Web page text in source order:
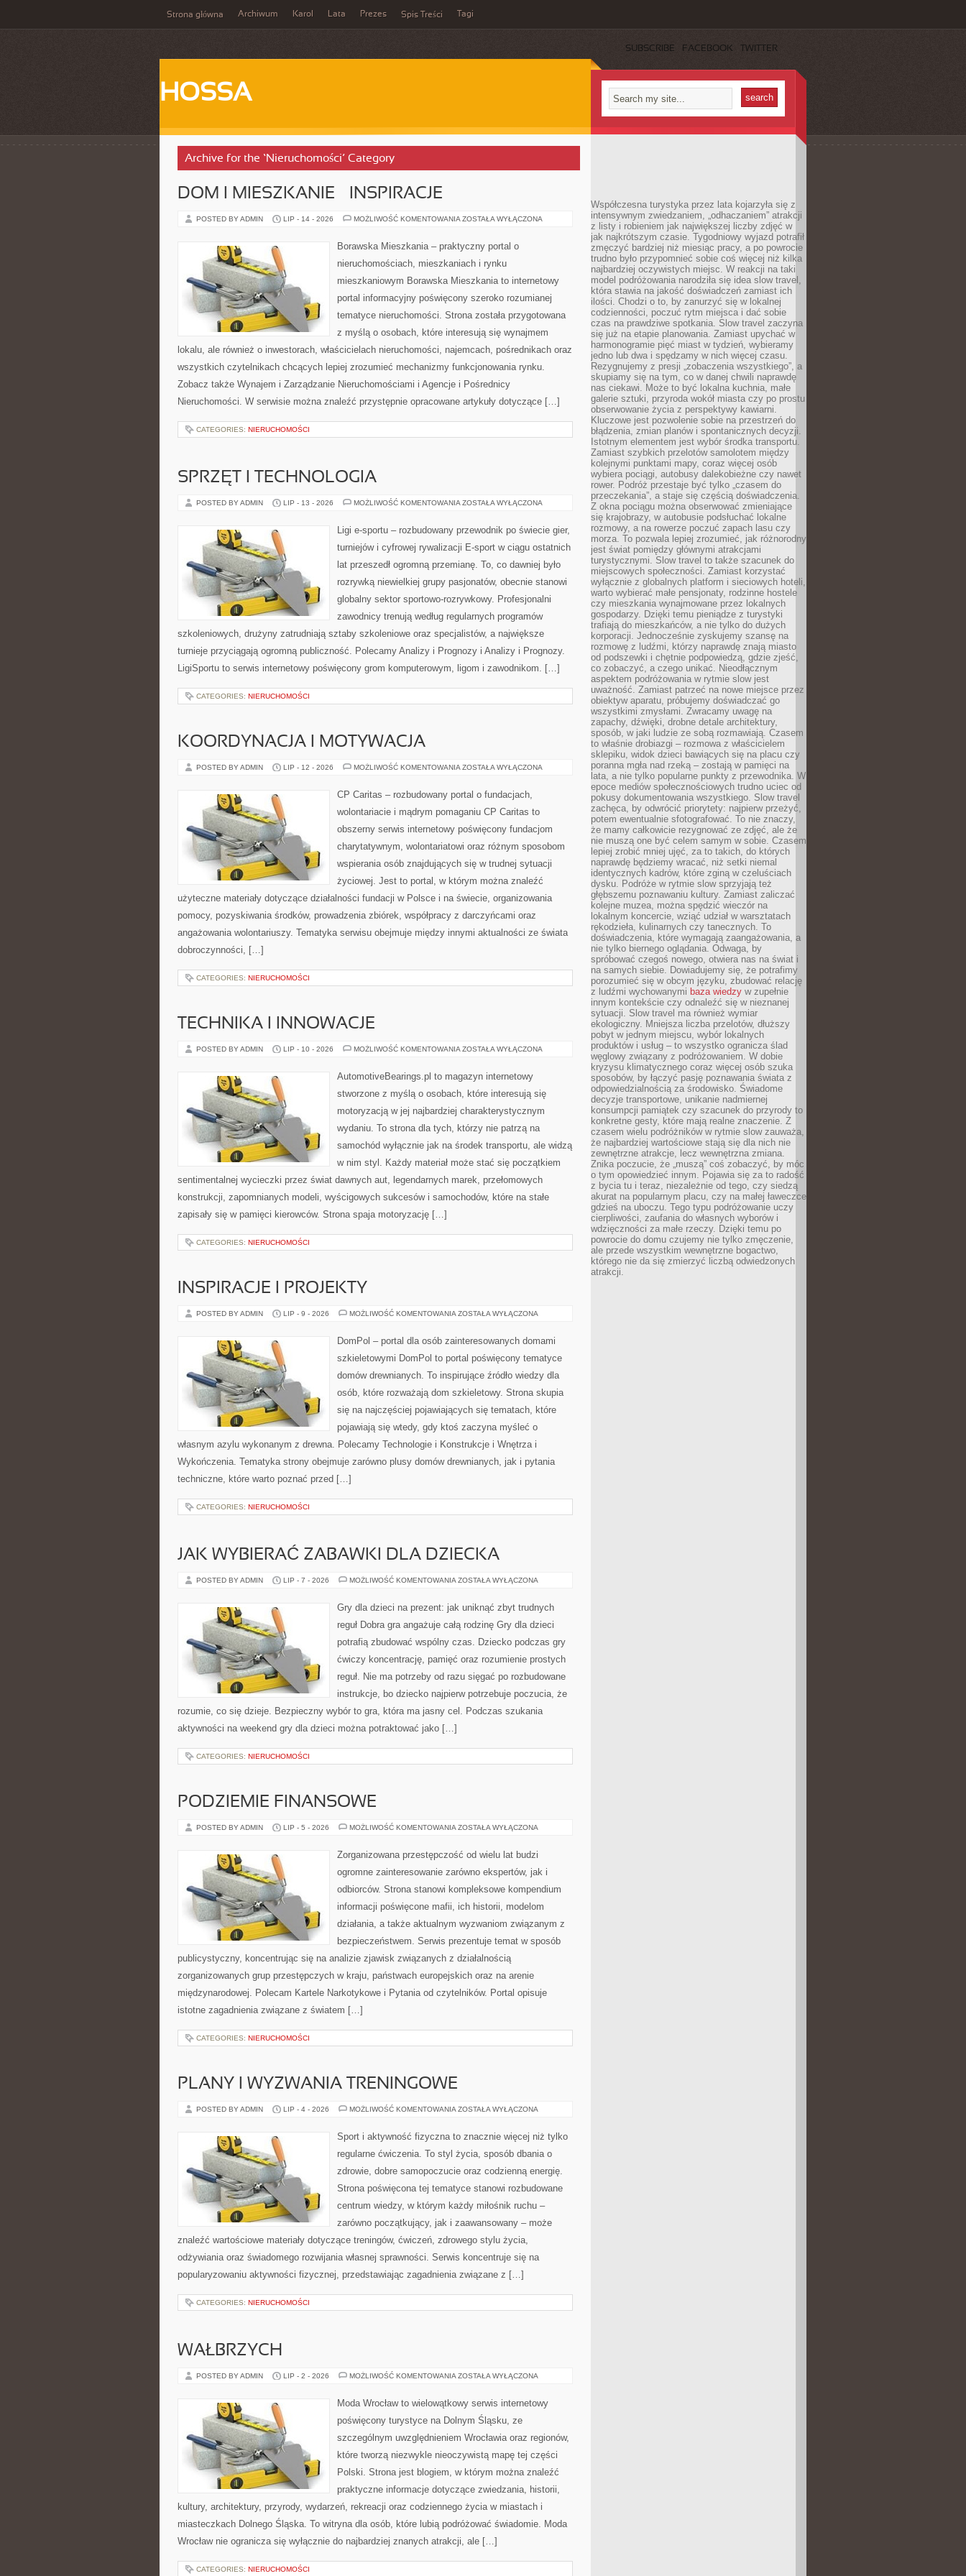
Strona główna Archiwum Karol Lata Prezes Spis Treści Tagi
SUBSCRIBE FACEBOOK TWITTER
HOSSA
Archive for the ‘Nieruchomości’ Category
DOM I MIESZKANIE – INSPIRACJE
POSTED BY ADMIN LIP - 14 - 2026 MOŻLIWOŚĆ KOMENTOWANIA DOM
INSPIRACJE
ZOSTAŁA WYŁĄCZONA
Borawska Mieszkania – praktyczny portal o
nieruchomościach, mieszkaniach i rynku
mieszkaniowym Borawska Mieszkania to internetowy
portal informacyjny poświęcony szeroko rozumianej
tematyce nieruchomości. Strona została przygotowana
z myślą o osobach, które interesują się wynajmem
lokalu, ale również o inwestorach, właścicielach nieruchomości, najemcach, pośrednikach oraz
wszystkich czytelnikach chcących lepiej zrozumieć mechanizmy funkcjonowania rynku.
Zobacz także Wynajem i Zarządzanie Nieruchomościami i Agencje i Pośrednicy
Nieruchomości. W serwisie można znaleźć przystępnie opracowane artykuły dotyczące […]
CATEGORIES: NIERUCHOMOŚCI
SPRZĘT I TECHNOLOGIA
POSTED BY ADMIN LIP - 13 - 2026 MOŻLIWOŚĆ KOMENTOWANIA SPRZĘT
ZOSTAŁA WYŁĄCZONA
Ligi e-sportu – rozbudowany przewodnik po świecie gier,
turniejów i cyfrowej rywalizacji E-sport w ciągu ostatnich
lat przeszedł ogromną przemianę. To, co dawniej było
rozrywką niewielkiej grupy pasjonatów, obecnie stanowi
globalny sektor sportowo-rozrywkowy. Profesjonalni
zawodnicy trenują według regularnych programów
szkoleniowych, drużyny zatrudniają sztaby szkoleniowe oraz specjalistów, a największe
turnieje przyciągają ogromną publiczność. Polecamy Analizy i Prognozy i Analizy i Prognozy.
LigiSportu to serwis internetowy poświęcony grom komputerowym, ligom i zawodnikom. […]
CATEGORIES: NIERUCHOMOŚCI
KOORDYNACJA I MOTYWACJA
POSTED BY ADMIN LIP - 12 - 2026 MOŻLIWOŚĆ KOMENTOWANIA KOORDYNACJA
ZOSTAŁA WYŁĄCZONA
CP Caritas – rozbudowany portal o fundacjach,
wolontariacie i mądrym pomaganiu CP Caritas to
obszerny serwis internetowy poświęcony fundacjom
charytatywnym, wolontariatowi oraz różnym sposobom
wspierania osób znajdujących się w trudnej sytuacji
życiowej. Jest to portal, w którym można znaleźć
użyteczne materiały dotyczące działalności fundacji w Polsce i na świecie, organizowania
pomocy, pozyskiwania środków, prowadzenia zbiórek, współpracy z darczyńcami oraz
angażowania wolontariuszy. Tematyka serwisu obejmuje między innymi aktualności ze świata
dobroczynności, […]
CATEGORIES: NIERUCHOMOŚCI
TECHNIKA I INNOWACJE
POSTED BY ADMIN LIP - 10 - 2026 MOŻLIWOŚĆ KOMENTOWANIA TECHNIKA
ZOSTAŁA WYŁĄCZONA
AutomotiveBearings.pl to magazyn internetowy
stworzone z myślą o osobach, które interesują się
motoryzacją w jej najbardziej charakterystycznym
wydaniu. To strona dla tych, którzy nie patrzą na
samochód wyłącznie jak na środek transportu, ale widzą
w nim styl. Każdy materiał może stać się początkiem
sentimentalnej wycieczki przez świat dawnych aut, legendarnych marek, przełomowych
konstrukcji, zapomnianych modeli, wyścigowych sukcesów i samochodów, które na stałe
zapisały się w pamięci kierowców. Strona spaja motoryzację […]
CATEGORIES: NIERUCHOMOŚCI
INSPIRACJE I PROJEKTY
POSTED BY ADMIN LIP - 9 - 2026 MOŻLIWOŚĆ KOMENTOWANIA INSPIRACJE
ZOSTAŁA WYŁĄCZONA
DomPol – portal dla osób zainteresowanych domami
szkieletowymi DomPol to portal poświęcony tematyce
domów drewnianych. To inspirujące źródło wiedzy dla
osób, które rozważają dom szkieletowy. Strona skupia
się na najczęściej pojawiających się tematach, które
pojawiają się wtedy, gdy ktoś zaczyna myśleć o
własnym azylu wykonanym z drewna. Polecamy Technologie i Konstrukcje i Wnętrza i
Wykończenia. Tematyka strony obejmuje zarówno plusy domów drewnianych, jak i pytania
techniczne, które warto poznać przed […]
CATEGORIES: NIERUCHOMOŚCI
JAK WYBIERAĆ ZABAWKI DLA DZIECKA
POSTED BY ADMIN LIP - 7 - 2026 MOŻLIWOŚĆ KOMENTOWANIA JAK
DZIECKA
ZOSTAŁA WYŁĄCZONA
Gry dla dzieci na prezent: jak uniknąć zbyt trudnych
reguł Dobra gra angażuje całą rodzinę Gry dla dzieci
potrafią zbudować wspólny czas. Dziecko podczas gry
ćwiczy koncentrację, pamięć oraz rozumienie prostych
reguł. Nie ma potrzeby od razu sięgać po rozbudowane
instrukcje, bo dziecko najpierw potrzebuje poczucia, że
rozumie, co się dzieje. Bezpieczny wybór to gra, która ma jasny cel. Podczas szukania
aktywności na weekend gry dla dzieci można potraktować jako […]
CATEGORIES: NIERUCHOMOŚCI
PODZIEMIE FINANSOWE
POSTED BY ADMIN LIP - 5 - 2026 MOŻLIWOŚĆ KOMENTOWANIA PODZIEMIE
ZOSTAŁA WYŁĄCZONA
Zorganizowana przestępczość od wielu lat budzi
ogromne zainteresowanie zarówno ekspertów, jak i
odbiorców. Strona stanowi kompleksowe kompendium
informacji poświęcone mafii, ich historii, modelom
działania, a także aktualnym wyzwaniom związanym z
bezpieczeństwem. Serwis prezentuje temat w sposób
publicystyczny, koncentrując się na analizie zjawisk związanych z działalnością
zorganizowanych grup przestępczych w kraju, państwach europejskich oraz na arenie
międzynarodowej. Polecam Kartele Narkotykowe i Pytania od czytelników. Portal opisuje
istotne zagadnienia związane z światem […]
CATEGORIES: NIERUCHOMOŚCI
PLANY I WYZWANIA TRENINGOWE
POSTED BY ADMIN LIP - 4 - 2026 MOŻLIWOŚĆ KOMENTOWANIA PLANY
TRENINGOWE
ZOSTAŁA WYŁĄCZONA
Sport i aktywność fizyczna to znacznie więcej niż tylko
regularne ćwiczenia. To styl życia, sposób dbania o
zdrowie, dobre samopoczucie oraz codzienną energię.
Strona poświęcona tej tematyce stanowi rozbudowane
centrum wiedzy, w którym każdy miłośnik ruchu –
zarówno początkujący, jak i zaawansowany – może
znaleźć wartościowe materiały dotyczące treningów, ćwiczeń, zdrowego stylu życia,
odżywiania oraz świadomego rozwijania własnej sprawności. Serwis koncentruje się na
popularyzowaniu aktywności fizycznej, przedstawiając zagadnienia związane z […]
CATEGORIES: NIERUCHOMOŚCI
WAŁBRZYCH
POSTED BY ADMIN LIP - 2 - 2026 MOŻLIWOŚĆ KOMENTOWANIA WAŁBRZYCH
ZOSTAŁA WYŁĄCZONA
Moda Wrocław to wielowątkowy serwis internetowy
poświęcony turystyce na Dolnym Śląsku, ze
szczególnym uwzględnieniem Wrocławia oraz regionów,
które tworzą niezwykle nieoczywistą mapę tej części
Polski. Strona jest blogiem, w którym można znaleźć
praktyczne informacje dotyczące zwiedzania, historii,
kultury, architektury, przyrody, wydarzeń, rekreacji oraz codziennego życia w miastach i
miasteczkach Dolnego Śląska. To witryna dla osób, które lubią podróżować świadomie. Moda
Wrocław nie ogranicza się wyłącznie do najbardziej znanych atrakcji, ale […]
CATEGORIES: NIERUCHOMOŚCI
Współczesna turystyka przez lata kojarzyła się z
intensywnym zwiedzaniem, „odhaczaniem” atrakcji
z listy i robieniem jak największej liczby zdjęć w
jak najkrótszym czasie. Tygodniowy wyjazd potrafił
zmęczyć bardziej niż miesiąc pracy, a po powrocie
trudno było przypomnieć sobie coś więcej niż kilka
najbardziej oczywistych miejsc. W reakcji na taki
model podróżowania narodziła się idea slow travel,
która stawia na jakość doświadczeń zamiast ich
ilości. Chodzi o to, by zanurzyć się w lokalnej
codzienności, poczuć rytm miejsca i dać sobie
czas na prawdziwe spotkania. Slow travel zaczyna
się już na etapie planowania. Zamiast upychać w
harmonogramie pięć miast w tydzień, wybieramy
jedno lub dwa i spędzamy w nich więcej czasu.
Rezygnujemy z presji „zobaczenia wszystkiego”, a
skupiamy się na tym, co w danej chwili naprawdę
nas ciekawi. Może to być lokalna kuchnia, małe
galerie sztuki, przyroda wokół miasta czy po prostu
obserwowanie życia z perspektywy kawiarni.
Kluczowe jest pozwolenie sobie na przestrzeń do
błądzenia, zmian planów i spontanicznych decyzji.
Istotnym elementem jest wybór środka transportu.
Zamiast szybkich przelotów samolotem między
kolejnymi punktami mapy, coraz więcej osób
wybiera pociągi, autobusy dalekobieżne czy nawet
rower. Podróż przestaje być tylko „czasem do
przeczekania”, a staje się częścią doświadczenia.
Z okna pociągu można obserwować zmieniające
się krajobrazy, w autobusie podsłuchać lokalne
rozmowy, a na rowerze poczuć zapach lasu czy
morza. To pozwala lepiej zrozumieć, jak różnorodny
jest świat pomiędzy głównymi atrakcjami
turystycznymi. Slow travel to także szacunek do
miejscowych społeczności. Zamiast korzystać
wyłącznie z globalnych platform i sieciowych hoteli,
warto wybierać małe pensjonaty, rodzinne hostele
czy mieszkania wynajmowane przez lokalnych
gospodarzy. Dzięki temu pieniądze z turystyki
trafiają do mieszkańców, a nie tylko do dużych
korporacji. Jednocześnie zyskujemy szansę na
rozmowę z ludźmi, którzy naprawdę znają miasto
od podszewki i chętnie podpowiedzą, gdzie zjeść,
co zobaczyć, a czego unikać. Nieodłącznym
aspektem podróżowania w rytmie slow jest
uważność. Zamiast patrzeć na nowe miejsce przez
obiektyw aparatu, próbujemy doświadczać go
wszystkimi zmysłami. Zwracamy uwagę na
zapachy, dźwięki, drobne detale architektury,
sposób, w jaki ludzie ze sobą rozmawiają. Czasem
to właśnie drobiazgi – rozmowa z właścicielem
sklepiku, widok dzieci bawiących się na placu czy
poranna mgła nad rzeką – zostają w pamięci na
lata, a nie tylko popularne punkty z przewodnika. W
epoce mediów społecznościowych trudno uciec od
pokusy dokumentowania wszystkiego. Slow travel
zachęca, by odwrócić priorytety: najpierw przeżyć,
potem ewentualnie sfotografować. To nie znaczy,
że mamy całkowicie rezygnować ze zdjęć, ale że
nie muszą one być celem samym w sobie. Czasem
lepiej zrobić mniej ujęć, za to takich, do których
naprawdę będziemy wracać, niż setki niemal
identycznych kadrów, które zginą w czeluściach
dysku. Podróże w rytmie slow sprzyjają też
głębszemu poznawaniu kultury. Zamiast zaliczać
kolejne muzea, można spędzić wieczór na
lokalnym koncercie, wziąć udział w warsztatach
rękodzieła, kulinarnych czy tanecznych. To
doświadczenia, które wymagają zaangażowania, a
nie tylko biernego oglądania. Odwaga, by
spróbować czegoś nowego, otwiera nas na świat i
na samych siebie. Dowiadujemy się, że potrafimy
porozumieć się w obcym języku, zbudować relację
z ludźmi wychowanymi baza wiedzy w zupełnie
innym kontekście czy odnaleźć się w nieznanej
sytuacji. Slow travel ma również wymiar
ekologiczny. Mniejsza liczba przelotów, dłuższy
pobyt w jednym miejscu, wybór lokalnych
produktów i usług – to wszystko ogranicza ślad
węglowy związany z podróżowaniem. W dobie
kryzysu klimatycznego coraz więcej osób szuka
sposobów, by łączyć pasję poznawania świata z
odpowiedzialnością za środowisko. Świadome
decyzje transportowe, unikanie nadmiernej
konsumpcji pamiątek czy szacunek do przyrody to
konkretne gesty, które mają realne znaczenie. Z
czasem wielu podróżników w rytmie slow zauważa,
że najbardziej wartościowe stają się dla nich nie
zewnętrzne atrakcje, lecz wewnętrzna zmiana.
Znika poczucie, że „muszą” coś zobaczyć, by móc
o tym opowiedzieć innym. Pojawia się za to radość
z bycia tu i teraz, niezależnie od tego, czy siedzą
akurat na popularnym placu, czy na małej ławeczce
gdzieś na uboczu. Tego typu podróżowanie uczy
cierpliwości, zaufania do własnych wyborów i
wdzięczności za małe rzeczy. Dzięki temu po
powrocie do domu czujemy nie tylko zmęczenie,
ale przede wszystkim wewnętrzne bogactwo,
którego nie da się zmierzyć liczbą odwiedzonych
atrakcji.